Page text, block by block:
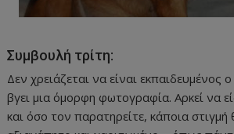
Συμβουλή τρίτη:
Δεν χρειάζεται να είναι εκπαιδευμένος
βγει μια όμορφη φωτογραφία. Αρκεί να
και όσο τον παρατηρείτε, κάποια στιγμή